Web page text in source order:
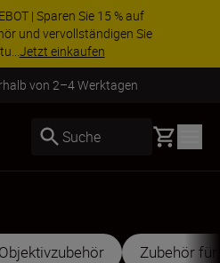
| Sparen Sie 15 % auf
und vervollständigen Sie
Jetzt einkaufen
von 2–4 Werktagen
Suche Basket
Objektivzubehör Zubehör